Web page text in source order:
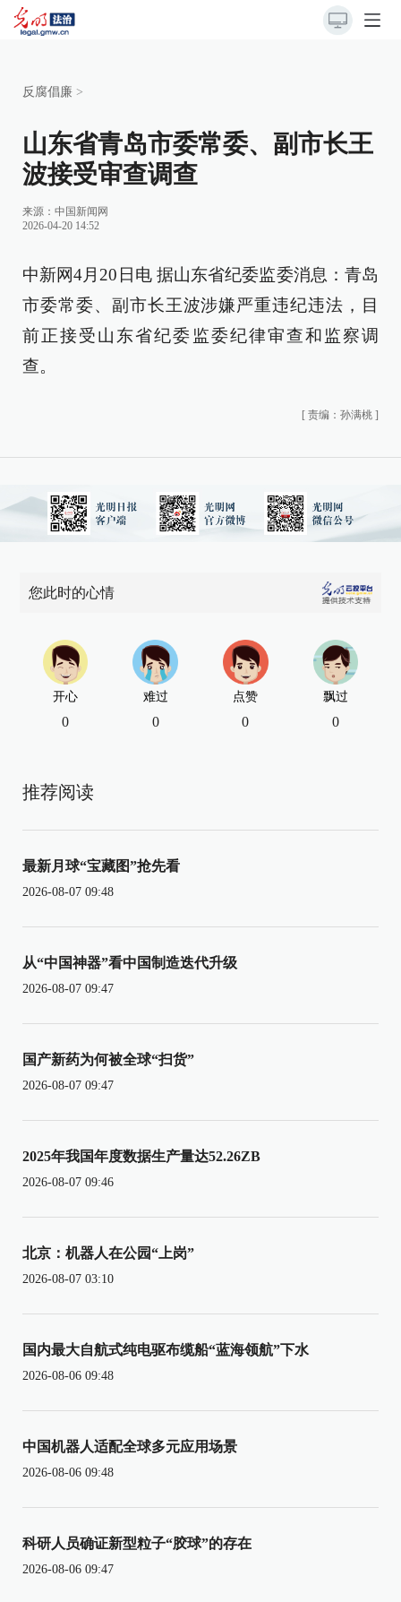
反腐倡廉 >
山东省青岛市委常委、副市长王
波接受审查调查
来源： 中国新闻网
2026-04-20 14:52
中新网4月20日电 据山东省纪委监委消息：青岛
市委常委、副市长王波涉嫌严重违纪违法，目
前正接受山东省纪委监委纪律审查和监察调
查。
[ 责编：孙满桃 ]
您此时的心情
开心
0
难过
0
点赞
0
飘过
0
推荐阅读
最新月球“宝藏图”抢先看
2026-08-07 09:48
从“中国神器”看中国制造迭代升级
2026-08-07 09:47
国产新药为何被全球“扫货”
2026-08-07 09:47
2025年我国年度数据生产量达52.26ZB
2026-08-07 09:46
北京：机器人在公园“上岗”
2026-08-07 03:10
国内最大自航式纯电驱布缆船“蓝海领航”下水
2026-08-06 09:48
中国机器人适配全球多元应用场景
2026-08-06 09:48
科研人员确证新型粒子“胶球”的存在
2026-08-06 09:47